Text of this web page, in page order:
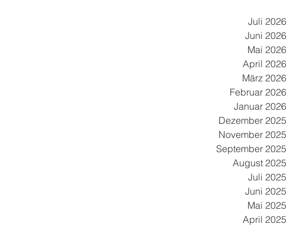
Juli 2026
Juni 2026
Mai 2026
April 2026
März 2026
Februar 2026
Januar 2026
Dezember 2025
November 2025
September 2025
August 2025
Juli 2025
Juni 2025
Mai 2025
April 2025